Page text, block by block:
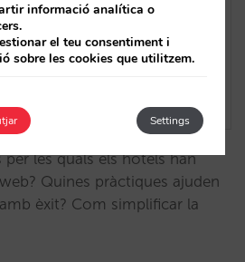
les quals els hotels han
Quines pràctiques ajuden
èxit? Com simplificar la
informació analítica o
el teu consentiment i
sobre les cookies que utilitzem.
Settings